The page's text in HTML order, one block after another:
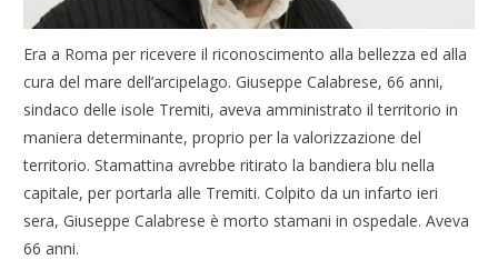
Era a Roma per ricevere il riconoscimento alla bellezza ed alla
cura del mare dell’arcipelago. Giuseppe Calabrese, 66 anni,
sindaco delle isole Tremiti, aveva amministrato il territorio in
maniera determinante, proprio per la valorizzazione del
territorio. Stamattina avrebbe ritirato la bandiera blu nella
capitale, per portarla alle Tremiti. Colpito da un infarto ieri
sera, Giuseppe Calabrese è morto stamani in ospedale. Aveva
66 anni.